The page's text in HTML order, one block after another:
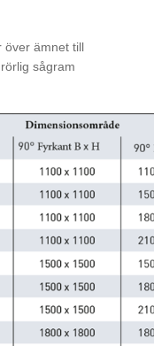
över ämnet till
sågram